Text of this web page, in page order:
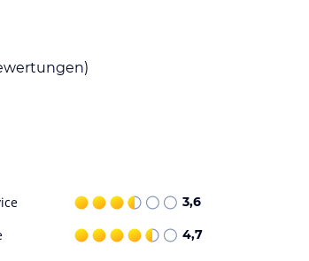
Sie im Fitnessbereich oder entspannen
großen Pools mit Rutschen und einem
Umgebung gibt es auch Golfplätze und
3,6
4,7